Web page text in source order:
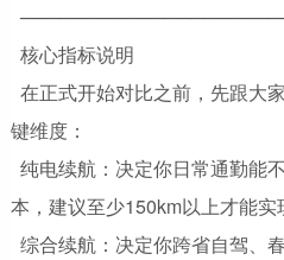
核心指标说明
在正式开始对比之前，先跟大
键维度：
纯电续航：决定你日常通勤能
本，建议至少150km以上才能实
综合续航：决定你跨省自驾、